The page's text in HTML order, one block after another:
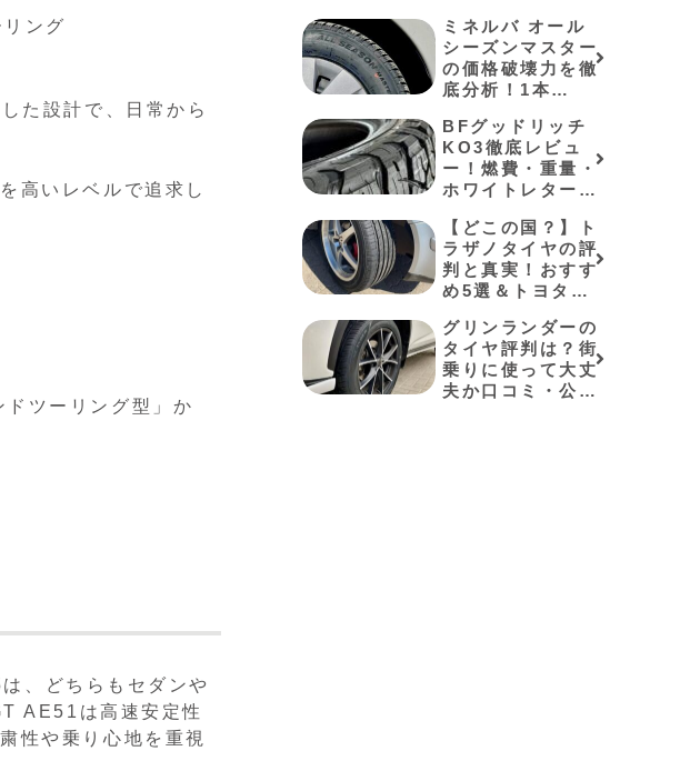
ング
た設計で、日常から
高いレベルで追求し
ツーリング型」か
、どちらもセダンや
AE51は高速安定性
性や乗り心地を重視
ミネルバ オール
シーズンマスター
の価格破壊力を徹
底分析！1本
アイスバーンでの
弱点
BFグッドリッチ
KO3徹底レビュ
ー！燃費・重量・
ホワイトレターの
を公開
【どこの国？】ト
ラザノタイヤの評
判と真実！おすす
め5選＆トヨタ適
グリンランダーの
タイヤ評判は？街
乗りに使って大丈
夫か口コミ・公式